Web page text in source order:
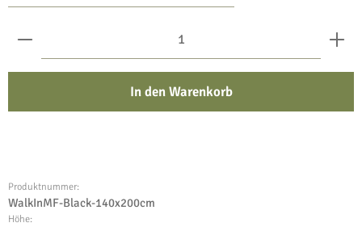
Produkt Anzahl: Gib den gewünschten Wert ein oder
In den Warenkorb
Produktnummer:
WalkInMF-Black-140x200cm
Höhe: